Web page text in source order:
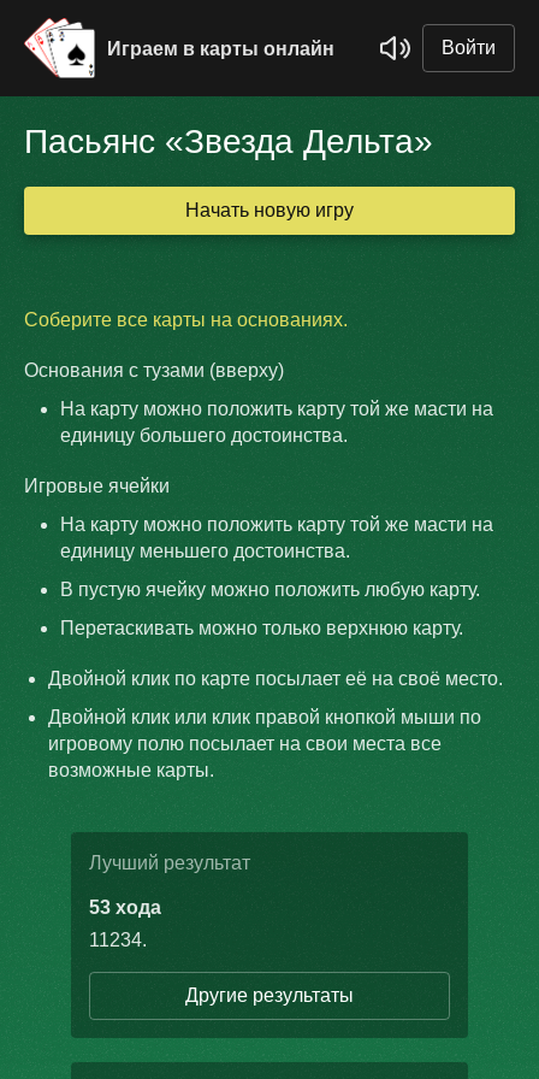
Играем в карты онлайн Войти
Пасьянс «Звезда Дельта»
Начать новую игру
Соберите все карты на основаниях.
Основания с тузами (вверху)
На карту можно положить карту той же масти на
единицу большего достоинства.
Игровые ячейки
На карту можно положить карту той же масти на
единицу меньшего достоинства.
В пустую ячейку можно положить любую карту.
Перетаскивать можно только верхнюю карту.
Двойной клик по карте посылает её на своё место.
Двойной клик или клик правой кнопкой мыши по
игровому полю посылает на свои места все
возможные карты.
Лучший результат
53 хода
11234.
Другие результаты